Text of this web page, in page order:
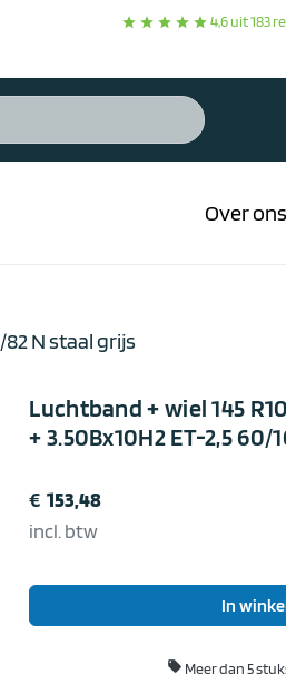
star star star star star 4,6 uit 183
Over ons
82 N staal grijs
Luchtband + wiel 145
+ 3.50Bx10H2 ET-2,5
€153,48
incl. btw
In
 Meer dan 5